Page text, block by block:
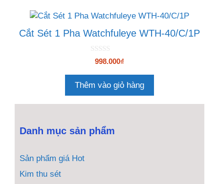
Cắt Sét 1 Pha Watchfuleye WTH-40/C/1P
à
998.000₫
Thêm vào giỏ hàng
Danh mục sản phẩm
Sản phẩm giá Hot
Kim thu sét